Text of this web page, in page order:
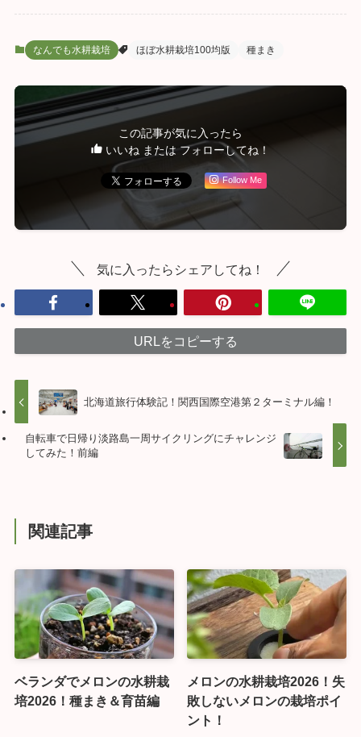
なんでも水耕栽培 ほぼ水耕栽培100均版 種まき
この記事が気に入ったら
いいね または フォローしてね！
Follow Me
気に入ったらシェアしてね！
URLをコピーする
北海道旅行体験記！関西国際空港第２ターミナル編！
自転車で日帰り淡路島一周サイクリングにチャレンジ
してみた！前編
関連記事
ベランダでメロンの水耕栽
培2026！種まき＆育苗編
メロンの水耕栽培2026！失
敗しないメロンの栽培ポイ
ント！